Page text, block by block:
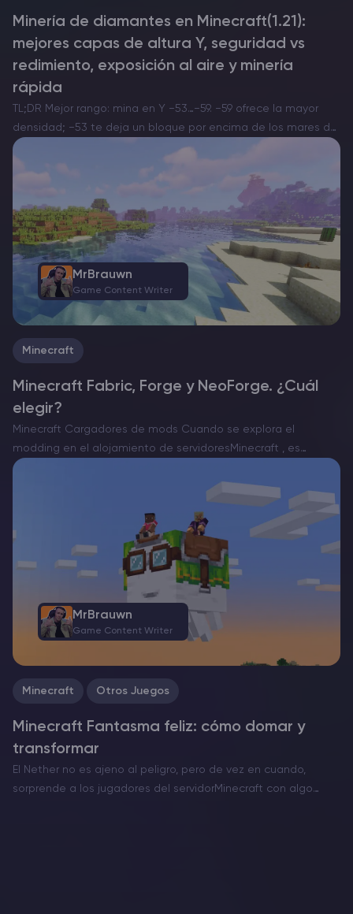
Minería de diamantes en Minecraft(1.21):
mejores capas de altura Y, seguridad vs
redimiento, exposición al aire y minería
rápida
TL;DR Mejor rango: mina en Y −53…−59. −59 ofrece la mayor
densidad; −53 te deja un bloque por encima de los mares de
lava típicos y reduce interrupciones. Rango de generación: la
Minecraft
Minecraft Fabric, Forge y NeoForge. ¿Cuál
elegir?
Minecraft Cargadores de mods Cuando se explora el
modding en el alojamiento de servidoresMinecraft , es
esencial elegir el cargador de mods adecuado. Actualmente,
existen tres opciones destacadas: Forge, Fabric y el
MrBrauwn
Game Content Writer
Minecraft Otros Juegos
Minecraft Fantasma feliz: cómo domar y
transformar
El Nether no es ajeno al peligro, pero de vez en cuando,
sorprende a los jugadores del servidorMinecraft con algo
MrBrauwn
Game Content Writer